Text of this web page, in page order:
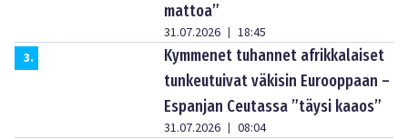
mattoa”
31.07.2026 | 18:45
3.
Kymmenet tuhannet afrikkalaiset
tunkeutuivat väkisin Eurooppaan –
Espanjan Ceutassa ”täysi kaaos”
31.07.2026 | 08:04